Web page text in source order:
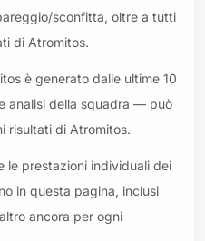
sconfitta, oltre a tutti
di Atromitos.
è generato dalle ultime 10
analisi della squadra — può
risultati di Atromitos.
le prestazioni individuali dei
in questa pagina, inclusi
ancora per ogni